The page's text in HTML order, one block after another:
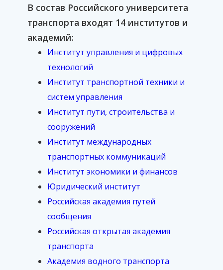
В состав Российского университета
транспорта входят 14 институтов и
академий:
Институт управления и цифровых
технологий
Институт транспортной техники и
систем управления
Институт пути, строительства и
сооружений
Институт международных
транспортных коммуникаций
Институт экономики и финансов
Юридический институт
Российская академия путей
сообщения
Российская открытая академия
транспорта
Академия водного транспорта